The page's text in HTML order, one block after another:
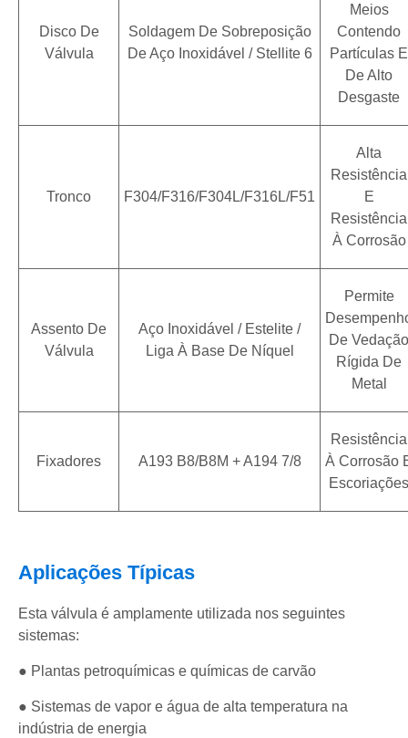
Disco De
Válvula
Soldagem De Sobreposição
De Aço Inoxidável / Stellite 6
Meios
Contendo
Partículas E
De Alto
Desgaste
Tronco F304/F316/F304L/F316L/F51
Alta
Resistência
E
Resistência
À Corrosão
Assento De
Válvula
Aço Inoxidável / Estelite /
Liga À Base De Níquel
Permite
De Vedação
Rígida De
Metal
Fixadores A193 B8/B8M + A194 7/8
Resistência
À Corrosão
Escoriações
Aplicações Típicas
Esta válvula é amplamente utilizada nos seguintes
sistemas:
● Plantas petroquímicas e químicas de carvão
● Sistemas de vapor e água de alta temperatura na
indústria de energia